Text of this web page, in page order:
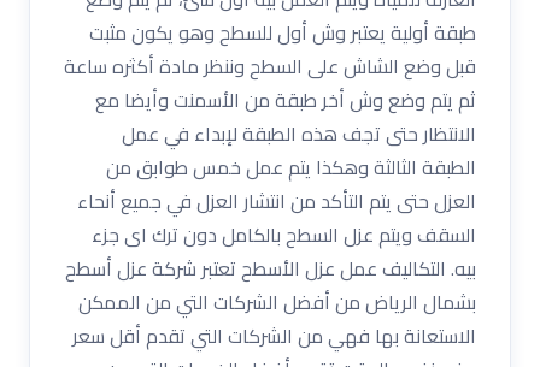
طبقة أولية يعتبر وش أول للسطح وهو يكون مثبت
قبل وضع الشاش على السطح وننظر مادة أكثره ساعة
ثم يتم وضع وش أخر طبقة من الأسمنت وأيضا مع
الانتظار حتى تجف هذه الطبقة لإبداء في عمل
الطبقة الثالثة وهكذا يتم عمل خمس طوابق من
العزل حتى يتم التأكد من انتشار العزل في جميع أنحاء
السقف ويتم عزل السطح بالكامل دون ترك اى جزء
بيه. التكاليف عمل عزل الأسطح تعتبر شركة عزل أسطح
بشمال الرياض من أفضل الشركات التي من الممكن
الاستعانة بها فهي من الشركات التي تقدم أقل سعر